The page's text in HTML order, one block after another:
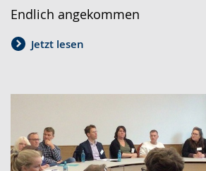
Endlich angekommen
Jetzt lesen